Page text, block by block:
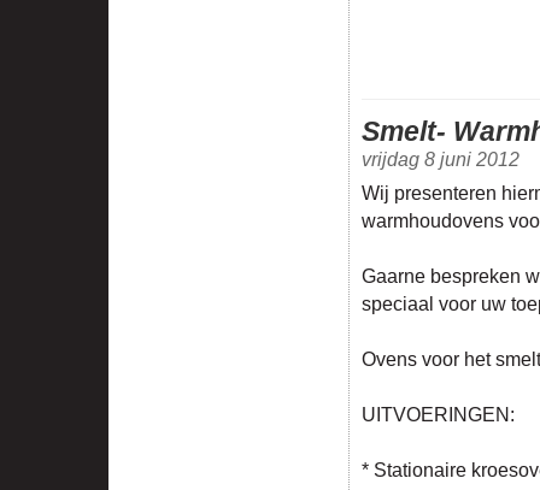
Smelt-
vrijdag 8 juni 2012
Wij presenteren
warmhoudovens
Gaarne bespreken
speciaal voor uw
Ovens voor het
UITVOERINGEN:
* Stationaire